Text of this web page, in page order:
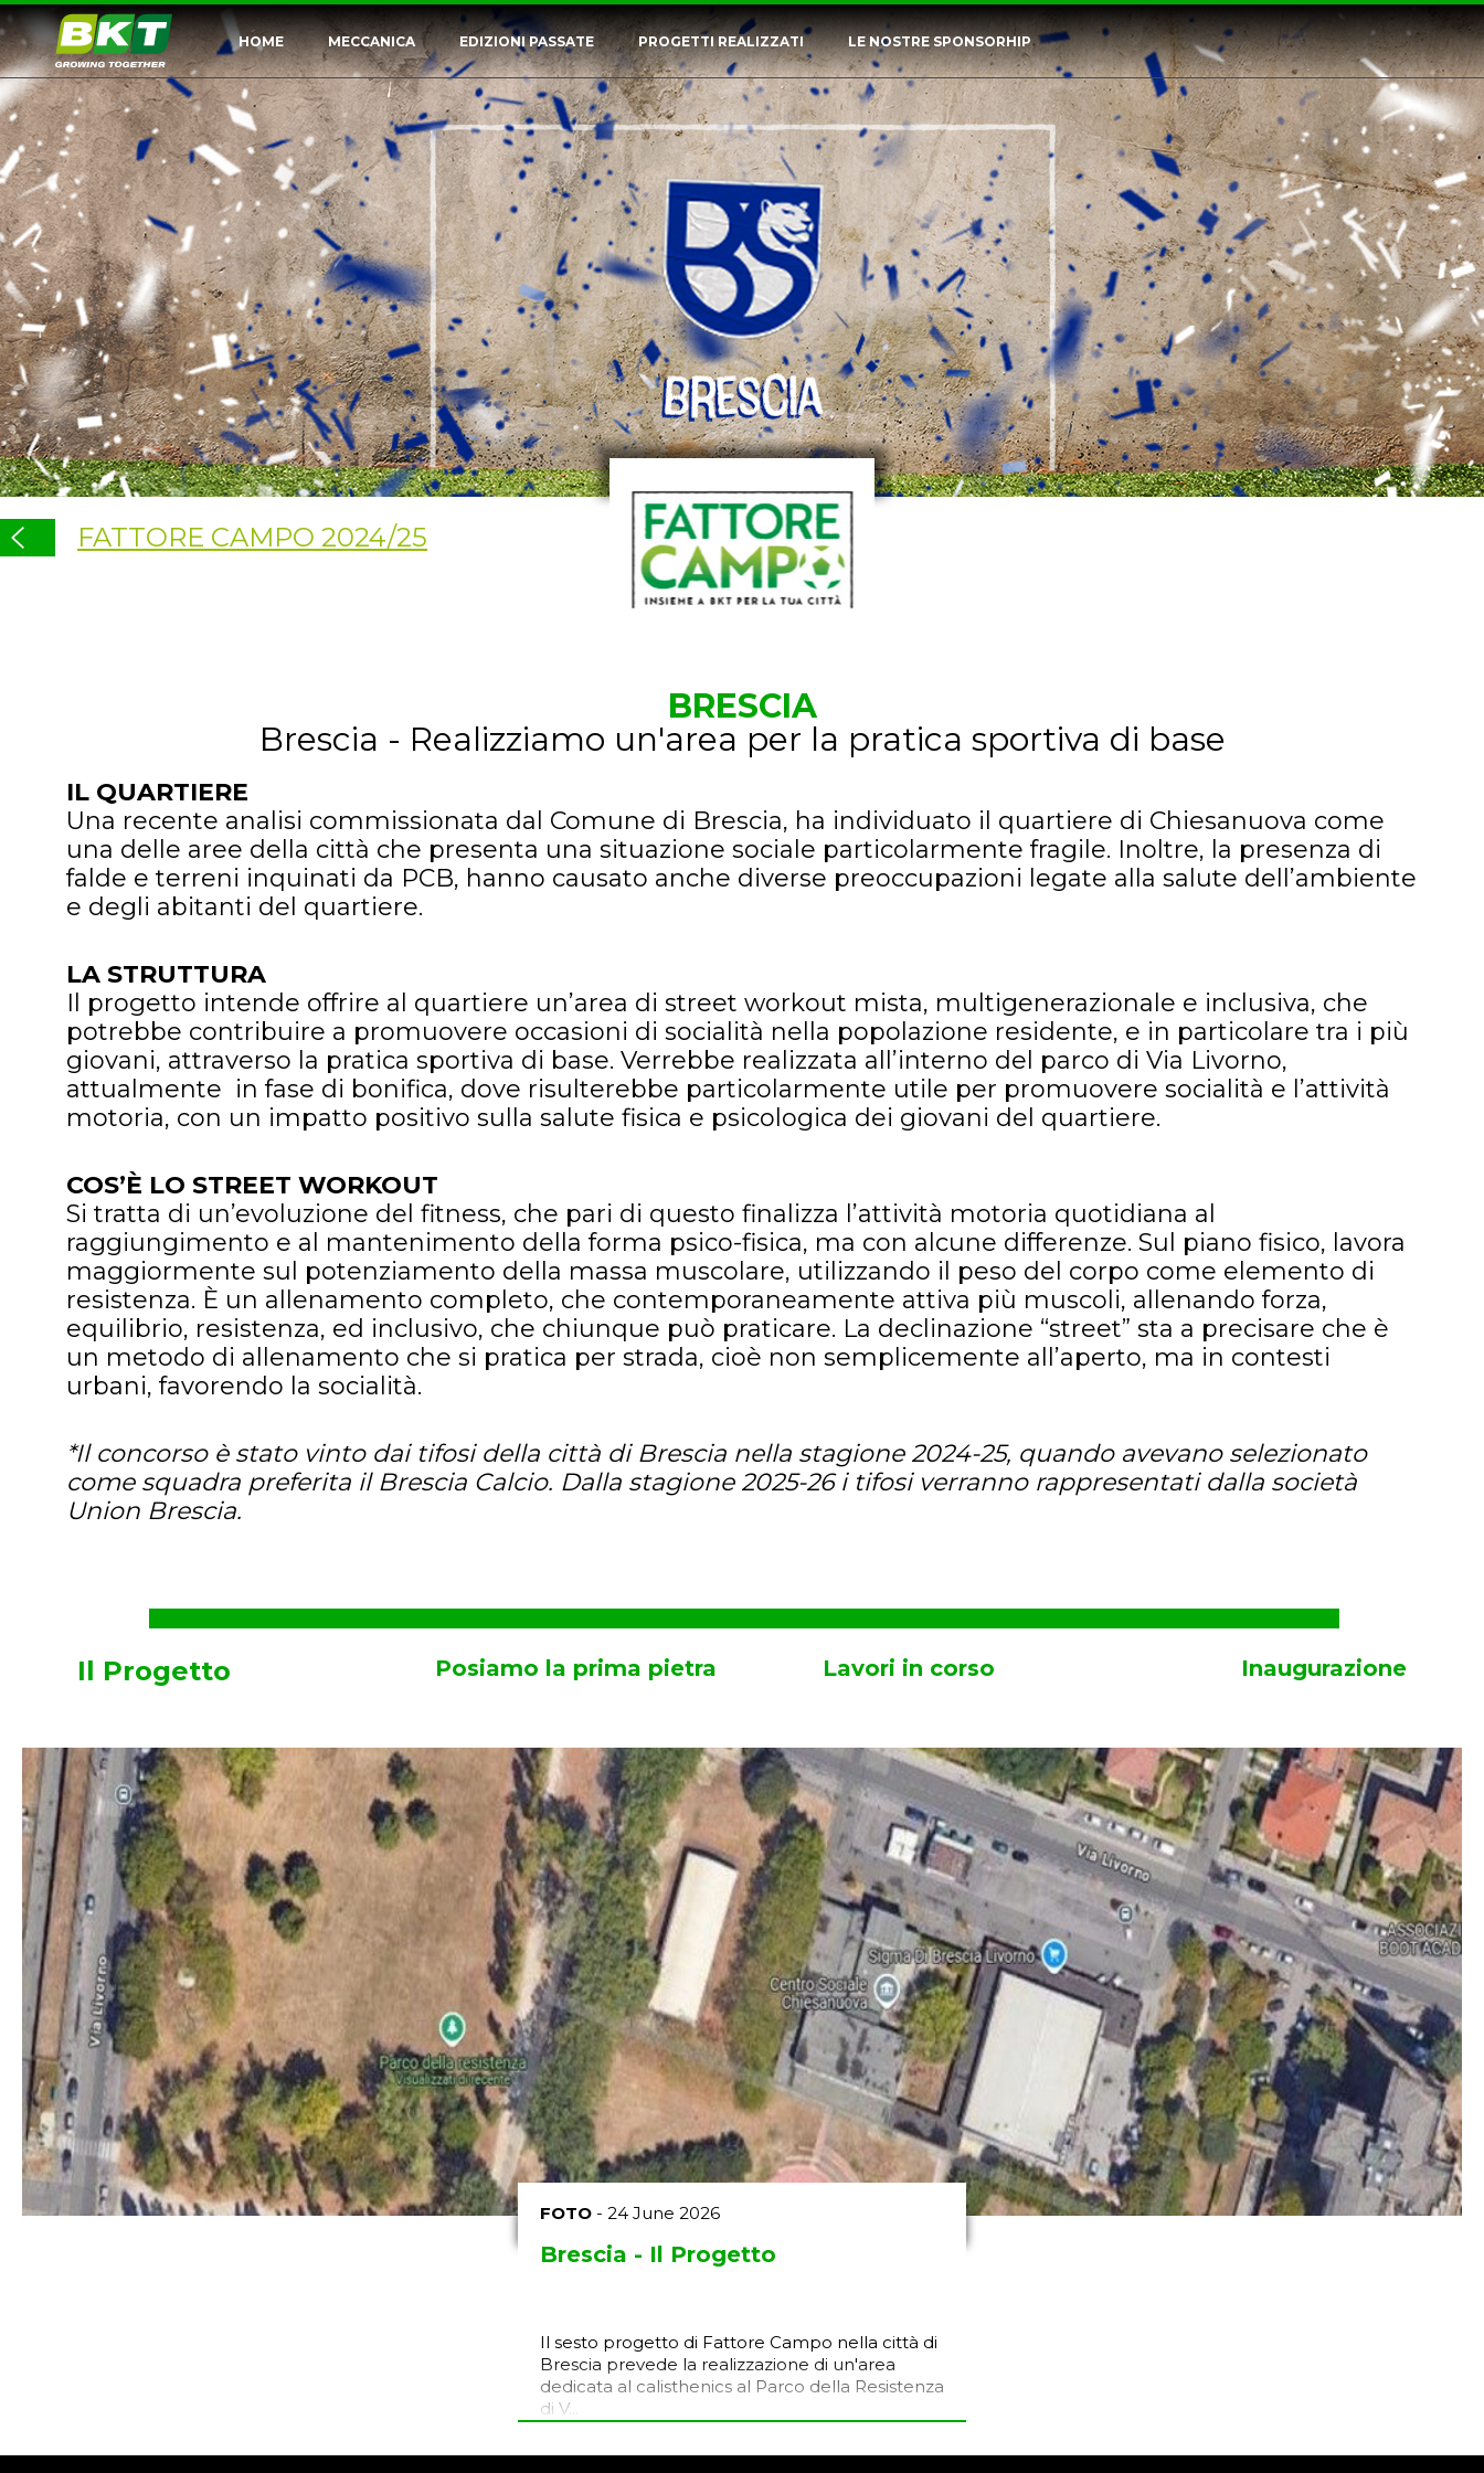
HOME MECCANICA EDIZIONI PASSATE PROGETTI REALIZZATI LE NOSTRE SPONSORHIP
FATTORE CAMPO 2024/25
BRESCIA
Brescia - Realizziamo un'area per la pratica sportiva di base
IL QUARTIERE
Una recente analisi commissionata dal Comune di Brescia, ha individuato il quartiere di Chiesanuova come
una delle aree della città che presenta una situazione sociale particolarmente fragile. Inoltre, la presenza di
falde e terreni inquinati da PCB, hanno causato anche diverse preoccupazioni legate alla salute dell’ambiente
e degli abitanti del quartiere.
LA STRUTTURA
Il progetto intende offrire al quartiere un’area di street workout mista, multigenerazionale e inclusiva, che
potrebbe contribuire a promuovere occasioni di socialità nella popolazione residente, e in particolare tra i più
giovani, attraverso la pratica sportiva di base. Verrebbe realizzata all’interno del parco di Via Livorno,
attualmente in fase di bonifica, dove risulterebbe particolarmente utile per promuovere socialità e l’attività
motoria, con un impatto positivo sulla salute fisica e psicologica dei giovani del quartiere.
COS’È LO STREET WORKOUT
Si tratta di un’evoluzione del fitness, che pari di questo finalizza l’attività motoria quotidiana al
raggiungimento e al mantenimento della forma psico-fisica, ma con alcune differenze. Sul piano fisico, lavora
maggiormente sul potenziamento della massa muscolare, utilizzando il peso del corpo come elemento di
resistenza. È un allenamento completo, che contemporaneamente attiva più muscoli, allenando forza,
equilibrio, resistenza, ed inclusivo, che chiunque può praticare. La declinazione “street” sta a precisare che è
un metodo di allenamento che si pratica per strada, cioè non semplicemente all’aperto, ma in contesti
urbani, favorendo la socialità.
*Il concorso è stato vinto dai tifosi della città di Brescia nella stagione 2024-25, quando avevano selezionato
come squadra preferita il Brescia Calcio. Dalla stagione 2025-26 i tifosi verranno rappresentati dalla società
Union Brescia.
Il Progetto Posiamo la prima pietra Lavori in corso Inaugurazione
FOTO - 24 June 2026
Brescia - Il Progetto
Il sesto progetto di Fattore Campo nella città di
Brescia prevede la realizzazione di un'area
dedicata al calisthenics al Parco della Resistenza
di V...